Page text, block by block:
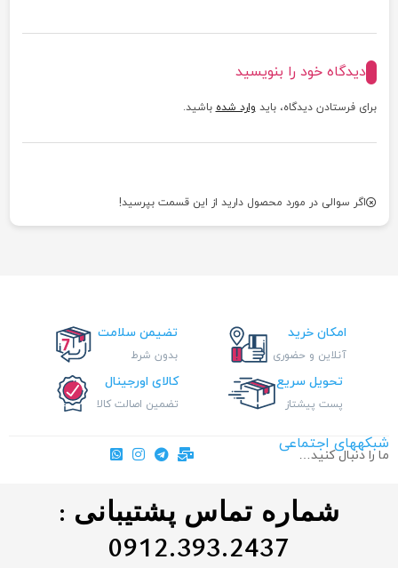
دیدگاه خود را بنویسید
برای فرستادن دیدگاه، باید وارد شده باشید.
اگر سوالی در مورد محصول دارید از این قسمت بپرسید!
امکان خرید
آنلاین و حضوری
تضیمن سلامت
بدون شرط
تحویل سریع
پست پیشتاز
کالای اورجینال
تضمین اصالت کالا
شبکههای اجتماعی
ما را دنبال کنید…
شماره تماس پشتیبانی :
0912.393.2437